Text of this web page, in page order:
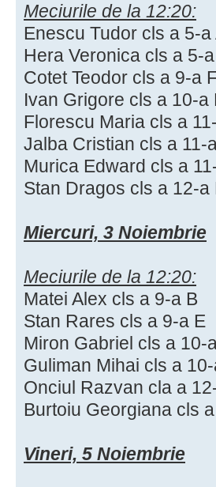
Meciurile de la 12:20:
Enescu Tudor cls a 5-a
Hera Veronica cls a 5-
Cotet Teodor cls a 9-a
Ivan Grigore cls a 10-a
Florescu Maria cls a
Jalba Cristian cls a 11-
Murica Edward cls a
Stan Dragos cls a 12-a
Miercuri, 3 Noiembrie
Meciurile de la 12:20:
Matei Alex cls a 9-a B
Stan Rares cls a 9-a E
Miron Gabriel cls a 10-
Guliman Mihai cls a
Onciul Razvan cla a
Burtoiu Georgiana cls
Vineri, 5 Noiembrie